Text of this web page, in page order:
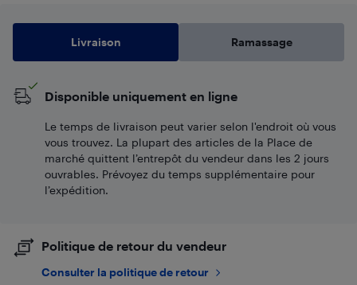
Livraison Ramassage
Disponible uniquement en ligne
Le temps de livraison peut varier selon l'endroit où vous
vous trouvez. La plupart des articles de la Place de
marché quittent l’entrepôt du vendeur dans les 2 jours
ouvrables. Prévoyez du temps supplémentaire pour
l’expédition.
Politique de retour du vendeur
Consulter la politique de retour